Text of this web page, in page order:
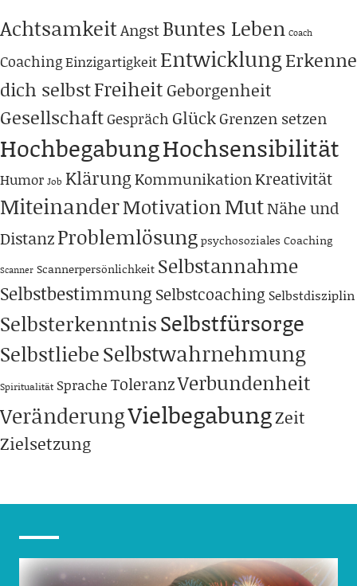
AchtsamkeitAngstBuntes Leben Coach
CoachingEinzigartigkeit EntwicklungErkenne
dich selbstFreiheit Geborgenheit
GesellschaftGespräch GlückGrenzen setzen
HochbegabungHochsensibilität
Humor Job KlärungKommunikationKreativität
MiteinanderMotivationMutNähe und
DistanzProblemlösungpsychosoziales Coaching
Scanner Scannerpersönlichkeit Selbstannahme
Selbstbestimmung Selbstcoaching Selbstdisziplin
SelbsterkenntnisSelbstfürsorge
SelbstliebeSelbstwahrnehmung
Spiritualität Sprache ToleranzVerbundenheit
VeränderungVielbegabungZeit
Zielsetzung